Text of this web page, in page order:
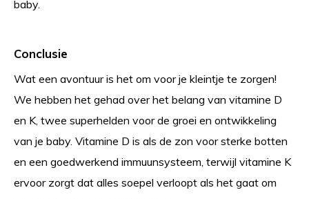
baby.
Conclusie
Wat een avontuur is het om voor je kleintje te zorgen!
We hebben het gehad over het belang van vitamine D
en K, twee superhelden voor de groei en ontwikkeling
van je baby. Vitamine D is als de zon voor sterke botten
en een goedwerkend immuunsysteem, terwijl vitamine K
ervoor zorgt dat alles soepel verloopt als het gaat om